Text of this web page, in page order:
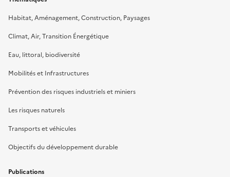
Habitat, Aménagement, Construction, Paysages
Climat, Air, Transition Énergétique
Eau, littoral, biodiversité
Mobilités et Infrastructures
Prévention des risques industriels et miniers
Les risques naturels
Transports et véhicules
Objectifs du développement durable
Publications